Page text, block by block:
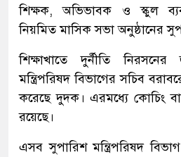
শিক্ষক, অভিভাবক ও স্কুল
নিয়মিত মাসিক সভা অনুষ্ঠানের
শিক্ষাখাতে দুর্নীতি
মন্ত্রিপরিষদ বিভাগের সচিব
করেছে দুদক। এরমধ্যে কোচিং
রয়েছে।
এসব সুপারিশ মন্ত্রিপরিষদ বিভাগ